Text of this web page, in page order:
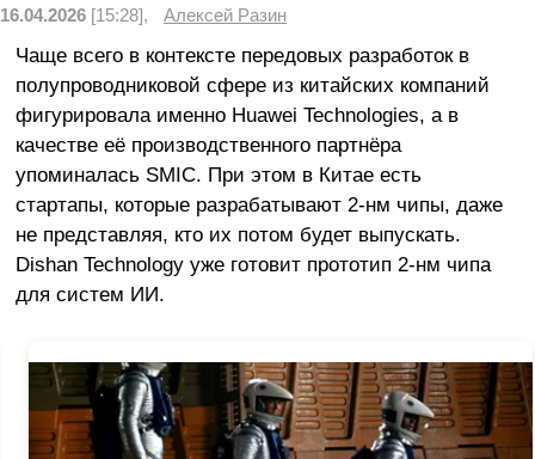
16.04.2026 [15:28], Алексей Разин
Чаще всего в контексте передовых разработок в
полупроводниковой сфере из китайских компаний
фигурировала именно Huawei Technologies, а в
качестве её производственного партнёра
упоминалась SMIC. При этом в Китае есть
стартапы, которые разрабатывают 2-нм чипы, даже
не представляя, кто их потом будет выпускать.
Dishan Technology уже готовит прототип 2-нм чипа
для систем ИИ.